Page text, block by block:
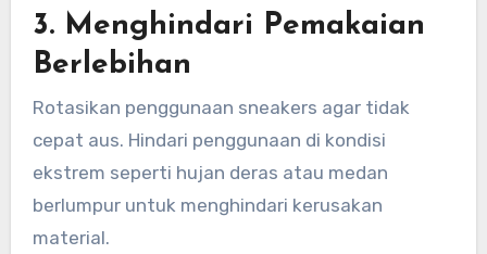
3. Menghindari Pemakaian
Berlebihan
Rotasikan penggunaan sneakers agar tidak
cepat aus. Hindari penggunaan di kondisi
ekstrem seperti hujan deras atau medan
berlumpur untuk menghindari kerusakan
material.